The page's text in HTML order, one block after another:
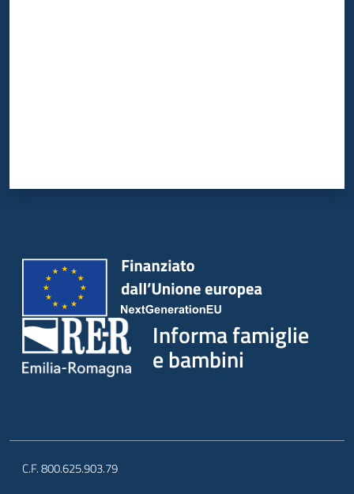
Informa famiglie
e bambini
C.F. 800.625.903.79